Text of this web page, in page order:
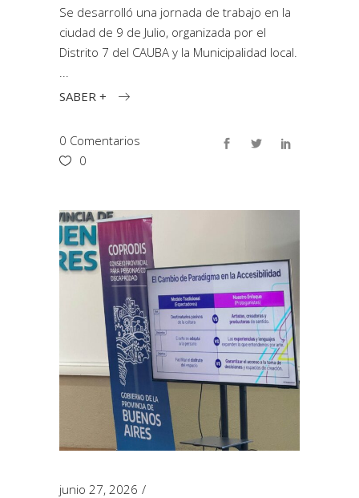
Se desarrolló una jornada de trabajo en la
ciudad de 9 de Julio, organizada por el
Distrito 7 del CAUBA y la Municipalidad local.
SABER +
0 Comentarios
0
junio 27, 2026